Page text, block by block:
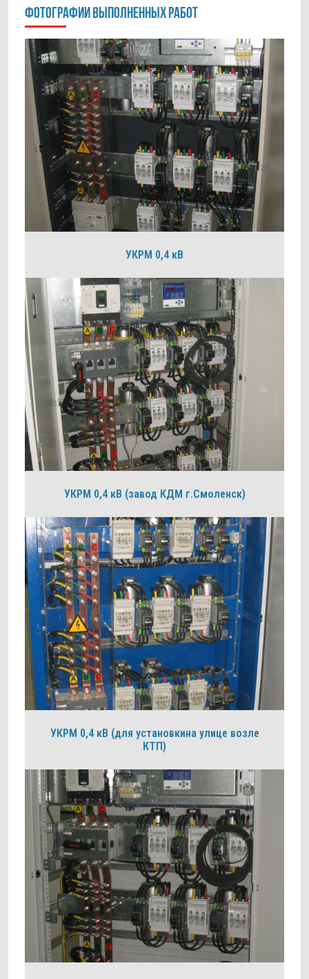
Фотографии выполненных работ
УКРМ 0,4 кВ
УКРМ 0,4 кВ (завод КДМ г.Смоленск)
УКРМ 0,4 кВ (для установкина улице возле
КТП)